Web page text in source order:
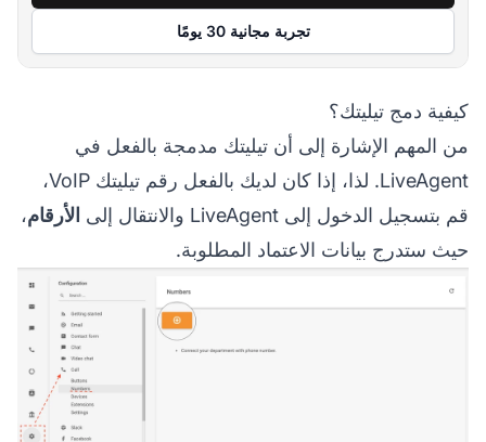
تجربة مجانية 30 يومًا
كيفية دمج تيليتك؟
من المهم الإشارة إلى أن تيليتك مدمجة بالفعل في
LiveAgent. لذا، إذا كان لديك بالفعل رقم تيليتك VoIP،
قم بتسجيل الدخول إلى LiveAgent والانتقال إلى
الأرقام،
حيث ستدرج بيانات الاعتماد المطلوبة.